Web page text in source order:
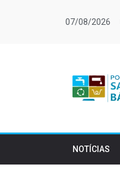
07/08/2026
NOTÍCIAS